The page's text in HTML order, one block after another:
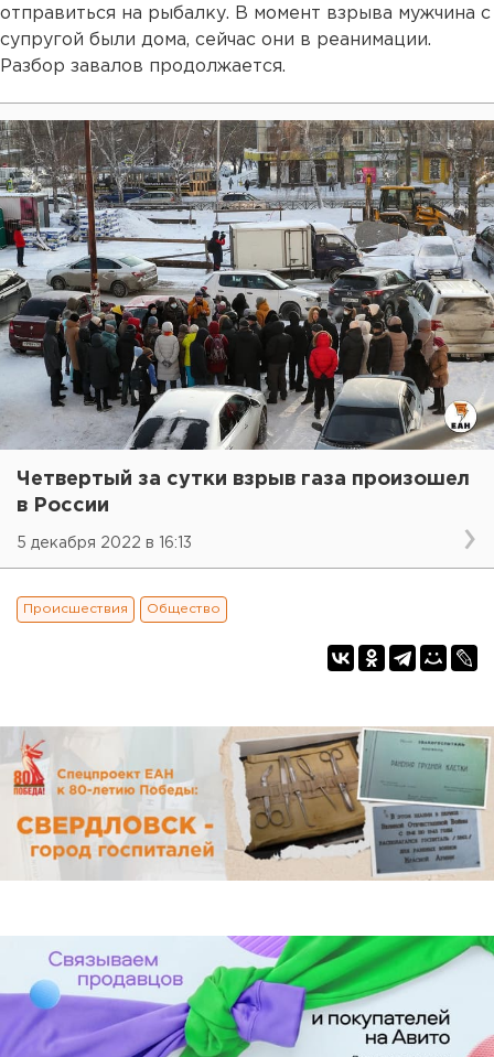
отправиться на рыбалку. В момент взрыва мужчина с
супругой были дома, сейчас они в реанимации.
Разбор завалов продолжается.
Четвертый за сутки взрыв газа произошел
в России
5 декабря 2022 в 16:13
Происшествия Общество